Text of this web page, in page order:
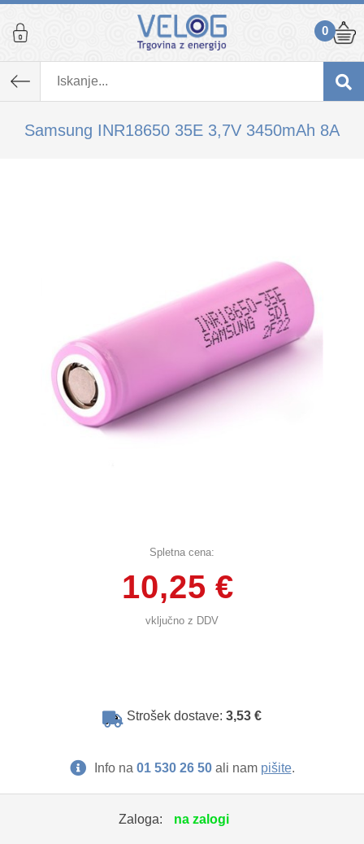
0
Samsung INR18650 35E 3,7V 3450mAh 8A
Spletna cena:
10,25 €
vključno z DDV
Strošek dostave: 3,53 €
Info na 01 530 26 50ali nam pišite.
Zaloga: na zalogi
K izdelku, ki ste ga dodali v košarico,
priporočamo tudi...